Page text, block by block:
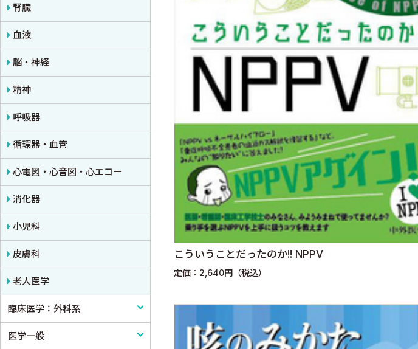
癌・腫瘍一般・緩和医療
栄養・食事療法・輸液・輸血
薬物療法
東洋医学・漢方医学
腎臓
血液
脳・神経
精神
呼吸器
循環器・血管
心電図・心音図・心エコー
消化器
小児科
皮膚科
老人医学
臨床医学：外科系
外科学一般
医学一般
こういうことだったのか!! NPPV
定価：2,640円（税込）